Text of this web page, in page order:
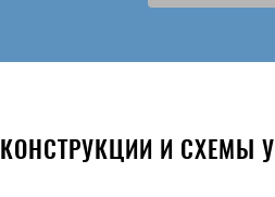
КОНСТРУКЦИИ И СХЕМЫ